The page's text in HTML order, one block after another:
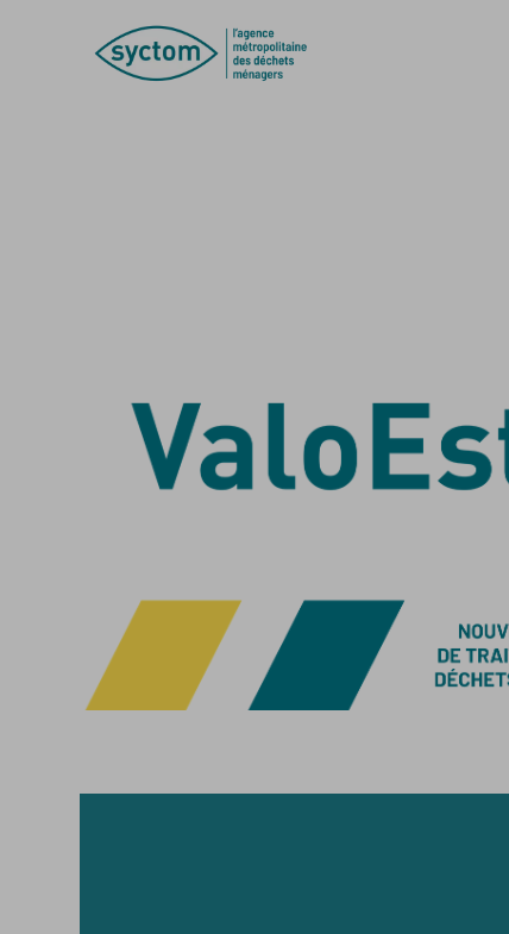
Accèder directement au contenu